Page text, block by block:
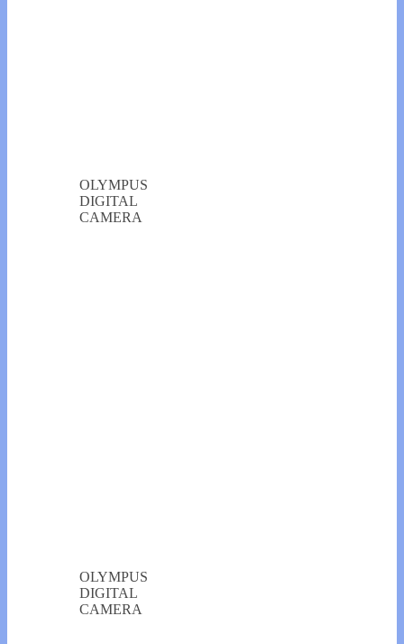
OLYMPUS
DIGITAL
CAMERA
OLYMPUS
DIGITAL
CAMERA